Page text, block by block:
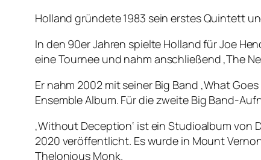
Holland gründete 1983 sein erstes Quintett
In den 90er Jahren spielte Holland für Joe
eine Tournee und nahm anschließend ‚The
Er nahm 2002 mit seiner Big Band ‚What
Ensemble Album. Für die zweite Big Band-
‚Without Deception‘ ist ein Studioalbum von
2020 veröffentlicht. Es wurde in Mount
Thelonious Monk.